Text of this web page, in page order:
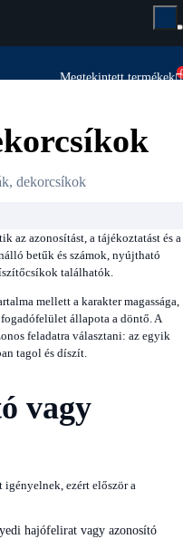
Megtekintett termékek
dekorcsíkok
az azonosítást, a tájékoztatást és a
betűk és számok, nyújtható
találhatók.
mellett a karakter magassága,
állapota a döntő. A
feladatra választani: az egyik
tagol és díszít.
vagy
igényelnek, ezért először a
hajófelirat vagy azonosító